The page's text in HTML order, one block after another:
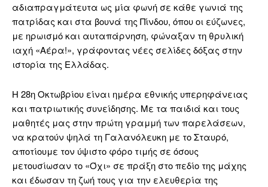
αδιαπραγμάτευτα ως μία φωνή σε κάθε γωνιά της
πατρίδας και στα βουνά της Πίνδου, όπου οι εύζωνες,
με ηρωισμό και αυταπάρνηση, φώναξαν τη θρυλική
ιαχή «Αέρα!», γράφοντας νέες σελίδες δόξας στην
ιστορία της Ελλάδας.
Η 28η Οκτωβρίου είναι ημέρα εθνικής υπερηφάνειας
και πατριωτικής συνείδησης. Με τα παιδιά και τους
μαθητές μας στην πρώτη γραμμή των παρελάσεων,
να κρατούν ψηλά τη Γαλανόλευκη με το Σταυρό,
αποτίουμε τον ύψιστο φόρο τιμής σε όσους
μετουσίωσαν το «Όχι» σε πράξη στο πεδίο της μάχης
και έδωσαν τη ζωή τους για την ελευθερία της